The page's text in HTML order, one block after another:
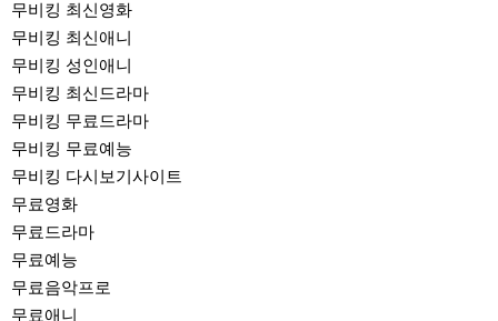
무비킹 최신영화
무비킹 최신애니
무비킹 성인애니
무비킹 최신드라마
무비킹 무료드라마
무비킹 무료예능
무비킹 다시보기사이트
무료영화
무료드라마
무료예능
무료음악프로
무료애니